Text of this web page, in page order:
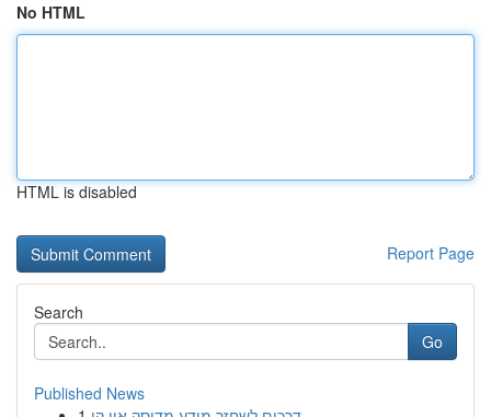
No HTML
HTML is disabled
Report Page
Search
Go
Published News